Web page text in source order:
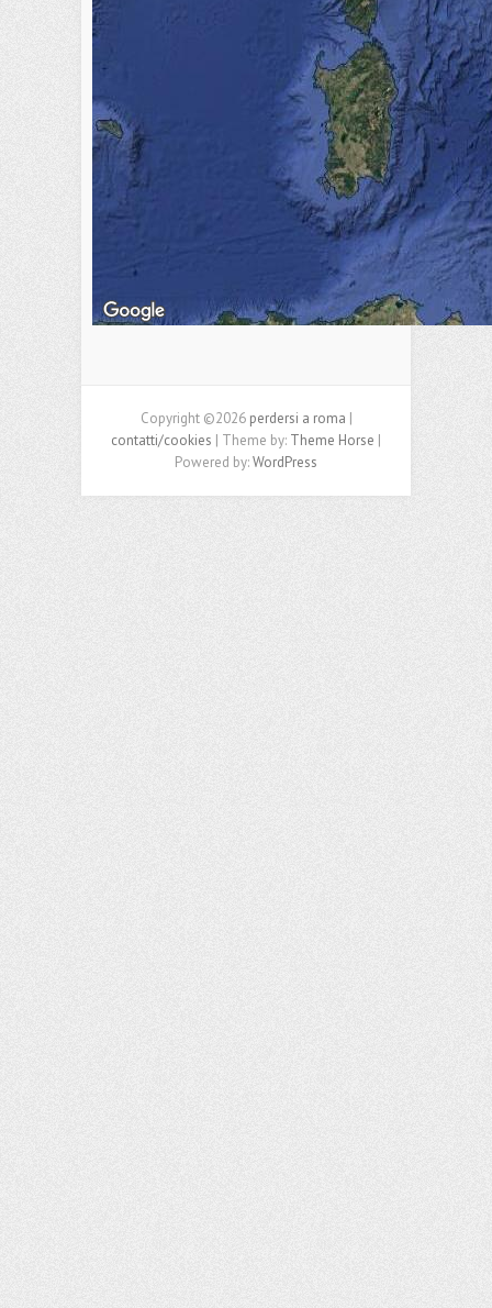
Copyright ©2026 perdersi a roma |
contatti/cookies | Theme by: Theme Horse |
Powered by:WordPress